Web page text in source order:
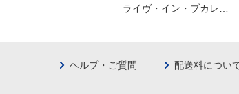
ライヴ・イン・ブカレ…
ヘルプ・ご質問 配送料につい